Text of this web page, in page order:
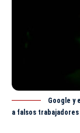
Google y
a falsos